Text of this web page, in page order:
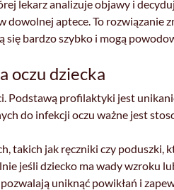
lekarz analizuje objawy i
dowolnej aptece. To rozwiązanie
bardzo szybko i mogą
oczu dziecka
Podstawą profilaktyki jest
do infekcji oczu ważne jest
takich jak ręczniki czy
jeśli dziecko ma wady wzroku
uniknąć powikłań i